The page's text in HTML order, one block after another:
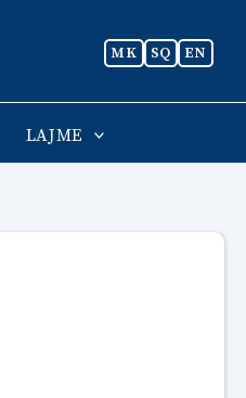
MK SQ EN
LAJME